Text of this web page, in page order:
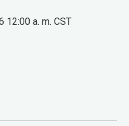
12:00 a. m. CST